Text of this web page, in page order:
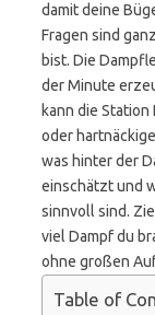
damit deine
Fragen sind
bist. Die
der Minute
kann die
oder
was hinter der
einschätzt und
sinnvoll sind.
viel Dampf du
ohne großen
Table of